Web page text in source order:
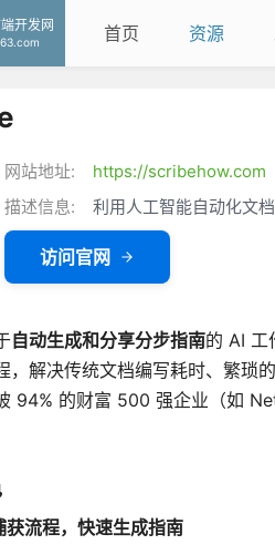
开发网 首页 资源
网站地址:
https://scribehow.com
描述信息:
利用人工智能自动化文
访问官网
自动生成和分享分步指南的 AI 工
，解决传统文档编写耗时、繁琐
94% 的财富 500 强企业（如
获流程，快速生成指南